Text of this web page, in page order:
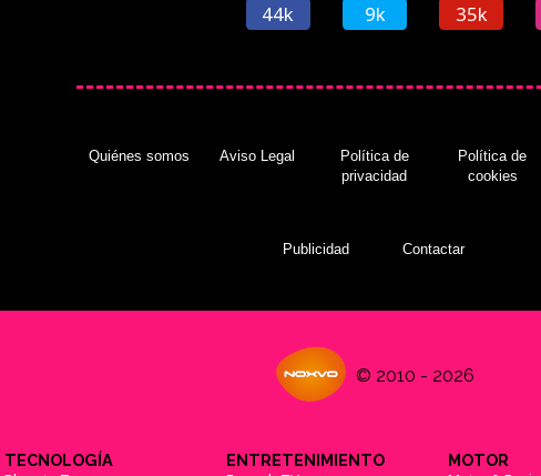
44k 9k 35k
Quiénes somos Aviso Legal
Política de
privacidad
Política de
cookies
Publicidad Contactar
© 2010 - 2026
TECNOLOGÍA ENTRETENIMIENTO MOTOR